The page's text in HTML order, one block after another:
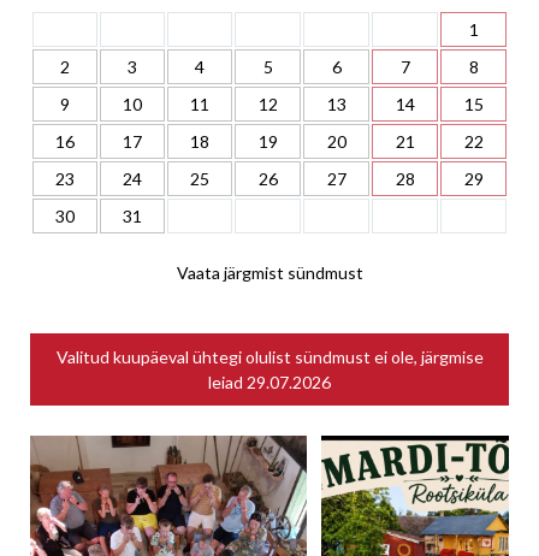
1
2
3 4 5 6 7
8
9
10 11 12 13 14
15
16
17 18 19 20 21
22
23
24 25 26 27 28
29
30
31
Vaata järgmist sündmust
Valitud kuupäeval ühtegi olulist sündmust ei ole, järgmise
leiad 29.07.2026